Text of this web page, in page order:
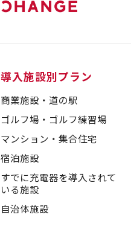
導入施設別プラン
商業施設・道の駅
ゴルフ場・ゴルフ練習場
マンション・集合住宅
宿泊施設
すでに充電器を導入されて
いる施設
自治体施設